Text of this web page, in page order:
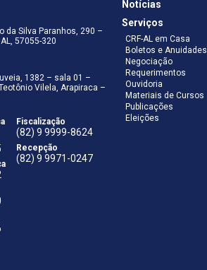
da Silva Paranhos, 290 –
57055-320
1382 – sala 01 –
Vilela, Arapiraca –
Fiscalização
(82) 9 9999-8624
Recepção
(82) 9 9971-0247
Notícias
Serviços
CRF-AL em Casa
Boletos e Anuidades
Negociação
Requerimentos
Ouvidoria
Materiais de Cursos
Publicações
Eleições